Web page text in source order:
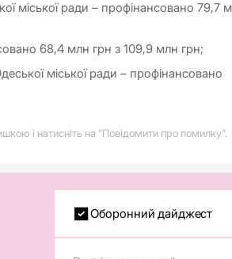
міської ради – профінансовано 79,7
68,4 млн грн з 109,9 млн грн;
міської ради – профінансовано
і натисніть на “Повідомити про помилку”.
Оборонний дайджест